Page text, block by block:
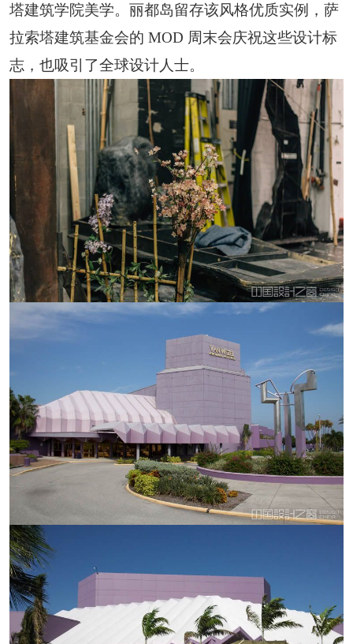
恭喜159****4201用户作品已成功备案！
塔建筑学院美学。丽都岛留存该风格优质实例，萨
拉索塔建筑基金会的 MOD 周末会庆祝这些设计标
志，也吸引了全球设计人士。